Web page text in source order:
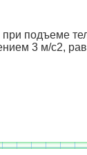
подъеме
3 м/с2,